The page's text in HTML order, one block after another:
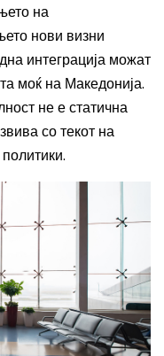
на
нови визни
интеграција можат
моќ на Македонија.
не е статична
со текот на